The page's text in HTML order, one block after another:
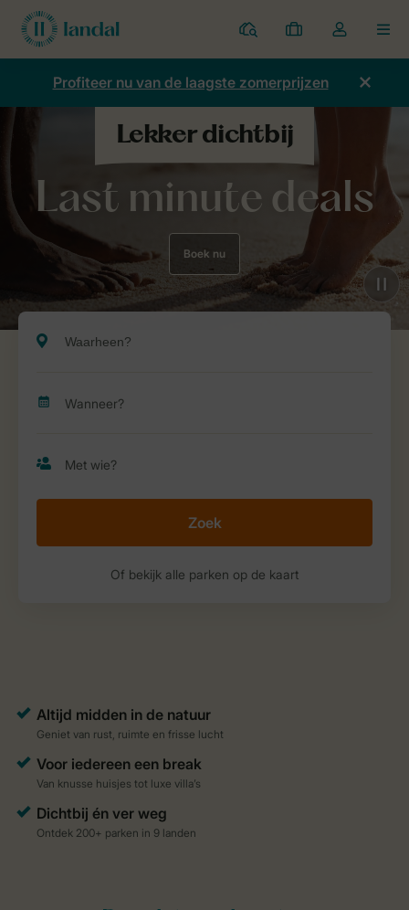
Parken
Mijn
boekingen
Open
de
dropdown
Profiteer nu van de laagste zomerprijzen
Last minute deals
Boek nu
Zoek
Of bekijk alle parken op de kaart